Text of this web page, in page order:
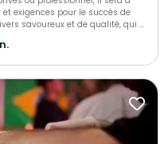
exigences pour le succès de
savoureux et de qualité, qui a
clients.